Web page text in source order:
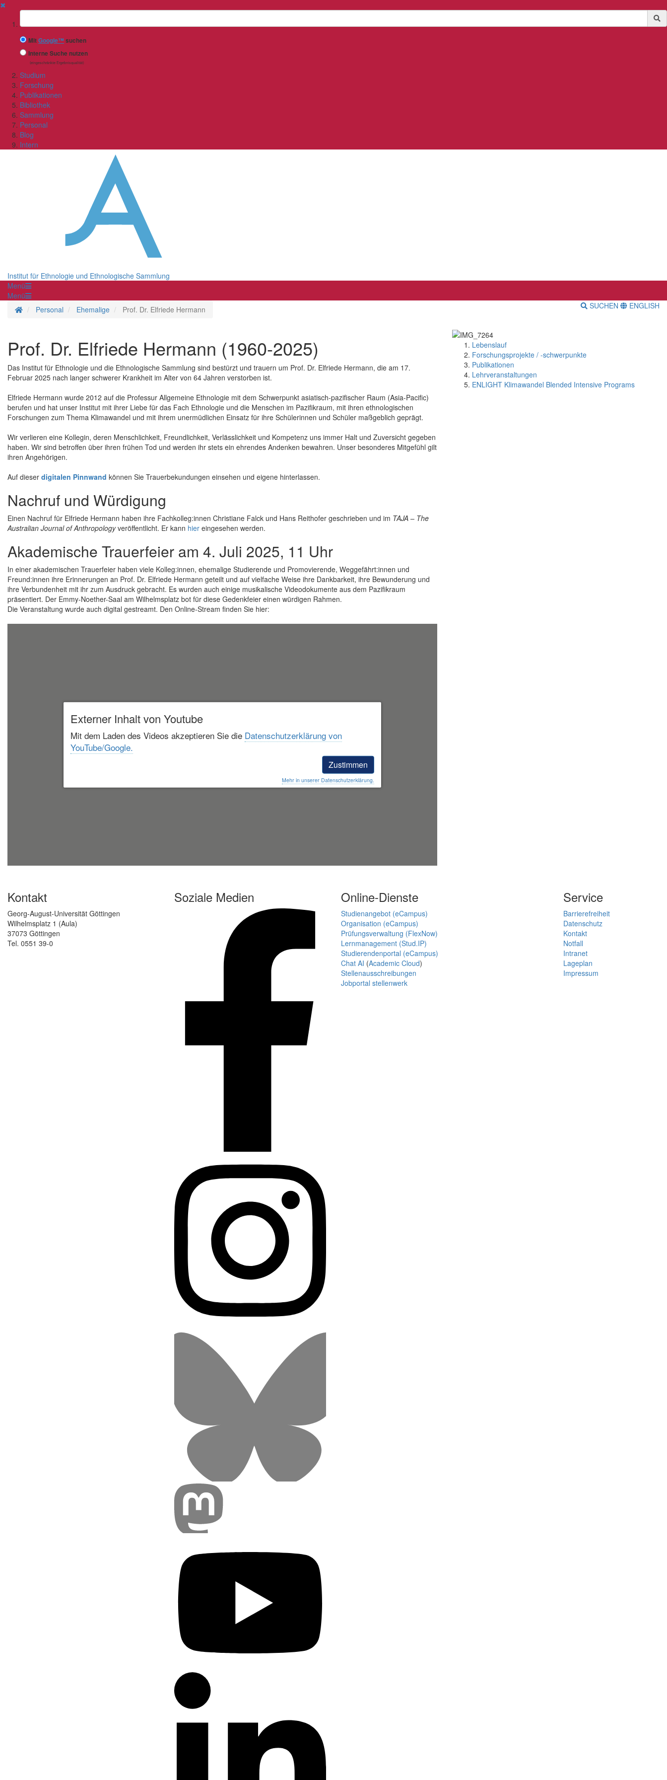
✖
Suchbegriff
MitGoogle™ suchen
Interne Suche nutzen
(eingeschränkte Ergebnisqualität)
Studium
Forschung
Publikationen
Bibliothek
Sammlung
Personal
Blog
Intern
Institut für Ethnologie und Ethnologische Sammlung
Menü
Menü
Startseite
Personal Ehemalige Prof. Dr. Elfriede Hermann SUCHEN ENGLISH
Prof. Dr. Elfriede Hermann (1960-2025)
Das Institut für Ethnologie und die Ethnologische Sammlung sind bestürzt und trauern um Prof. Dr. Elfriede Hermann, die am 17.
Februar 2025 nach langer schwerer Krankheit im Alter von 64 Jahren verstorben ist.
Elfriede Hermann wurde 2012 auf die Professur Allgemeine Ethnologie mit dem Schwerpunkt asiatisch-pazifischer Raum (Asia-Pacific)
berufen und hat unser Institut mit ihrer Liebe für das Fach Ethnologie und die Menschen im Pazifikraum, mit ihren ethnologischen
Forschungen zum Thema Klimawandel und mit ihrem unermüdlichen Einsatz für ihre Schülerinnen und Schüler maßgeblich geprägt.
Wir verlieren eine Kollegin, deren Menschlichkeit, Freundlichkeit, Verlässlichkeit und Kompetenz uns immer Halt und Zuversicht gegeben
haben. Wir sind betroffen über ihren frühen Tod und werden ihr stets ein ehrendes Andenken bewahren. Unser besonderes Mitgefühl gilt
ihren Angehörigen.
Auf dieser digitalen Pinnwand können Sie Trauerbekundungen einsehen und eigene hinterlassen.
Nachruf und Würdigung
Einen Nachruf für Elfriede Hermann haben ihre Fachkolleg:innen Christiane Falck und Hans Reithofer geschrieben und im TAJA – The
Australian Journal of Anthropologyveröffentlicht. Er kann hier eingesehen werden.
Akademische Trauerfeier am 4. Juli 2025, 11 Uhr
In einer akademischen Trauerfeier haben viele Kolleg:innen, ehemalige Studierende und Promovierende, Weggefährt:innen und
Freund:innen ihre Erinnerungen an Prof. Dr. Elfriede Hermann geteilt und auf vielfache Weise ihre Dankbarkeit, ihre Bewunderung und
ihre Verbundenheit mit ihr zum Ausdruck gebracht. Es wurden auch einige musikalische Videodokumente aus dem Pazifikraum
präsentiert. Der Emmy-Noether-Saal am Wilhelmsplatz bot für diese Gedenkfeier einen würdigen Rahmen.
Die Veranstaltung wurde auch digital gestreamt. Den Online-Stream finden Sie hier:
Externer Inhalt von Youtube
Mit dem Laden des Videos akzeptieren Sie die Datenschutzerklärung von
YouTube/Google.
Zustimmen
Mehr in unserer Datenschutzerklärung.
Lebenslauf
Forschungsprojekte / -schwerpunkte
Publikationen
Lehrveranstaltungen
ENLIGHT Klimawandel Blended Intensive Programs
Kontakt
Georg-August-Universität Göttingen
Wilhelmsplatz 1 (Aula)
37073 Göttingen
Tel. 0551 39-0
Soziale Medien Online-Dienste
Studienangebot (eCampus)
Organisation (eCampus)
Prüfungsverwaltung (FlexNow)
Lernmanagement (Stud.IP)
Studierendenportal (eCampus)
Chat AI (Academic Cloud)
Stellenausschreibungen
Jobportal stellenwerk
Service
Barrierefreiheit
Datenschutz
Kontakt
Notfall
Intranet
Lageplan
Impressum